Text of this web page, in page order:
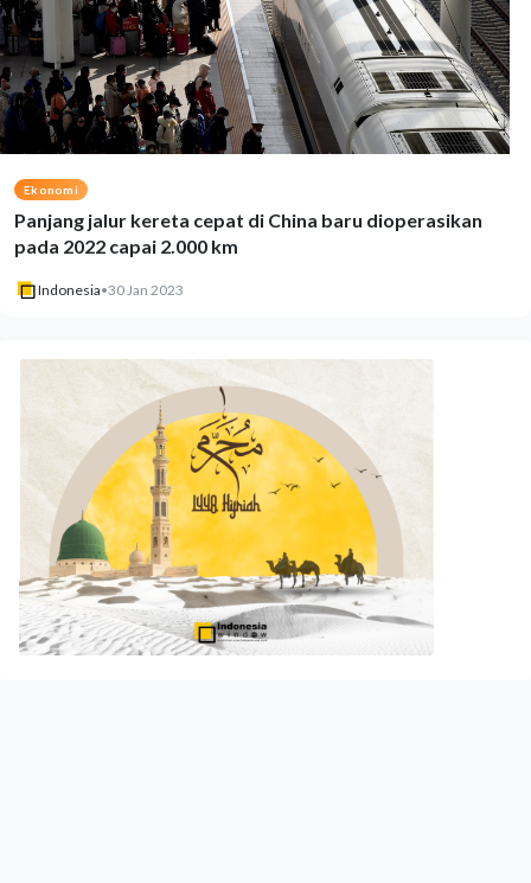
Ekonomi
Panjang jalur kereta cepat di China baru dioperasikan
pada 2022 capai 2.000 km
Indonesia•30 Jan 2023